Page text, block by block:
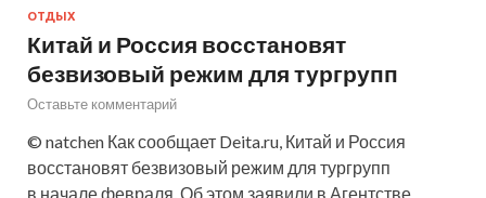
ОТДЫХ
Китай и Россия восстановят
безвизовый режим для тургрупп
Оставьте комментарий
© natchen Как сообщает Deita.ru, Китай и Россия
восстановят безвизовый режим для тургрупп
в начале февраля. Об этом заявили в Агентстве